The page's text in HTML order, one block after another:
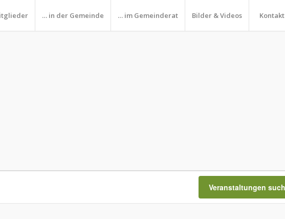
… in der Gemeinde … im Gemeinderat Bilder & Videos Kontakt
Veranstaltungen